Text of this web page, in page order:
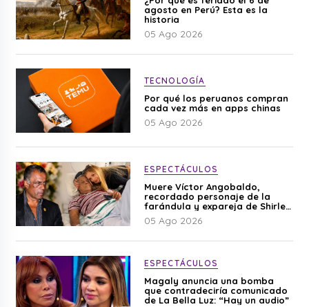
agosto en Perú? Esta es la
historia
05 Ago 2026
TECNOLOGÍA
Por qué los peruanos compran
cada vez más en apps chinas
05 Ago 2026
ESPECTÁCULOS
Muere Víctor Angobaldo,
recordado personaje de la
farándula y expareja de Shirley
Cherres
05 Ago 2026
ESPECTÁCULOS
Magaly anuncia una bomba
que contradeciría comunicado
de La Bella Luz: “Hay un audio”